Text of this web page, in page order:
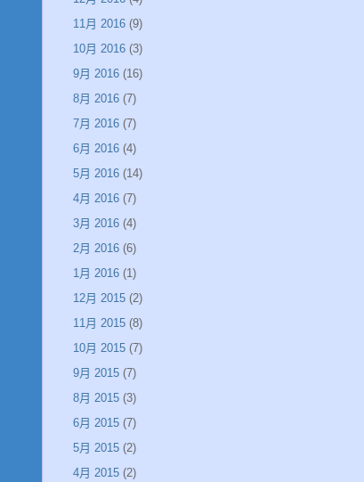
11月 2016 (9)
10月 2016 (3)
9月 2016 (16)
8月 2016 (7)
7月 2016 (7)
6月 2016 (4)
5月 2016 (14)
4月 2016 (7)
3月 2016 (4)
2月 2016 (6)
1月 2016 (1)
12月 2015 (2)
11月 2015 (8)
10月 2015 (7)
9月 2015 (7)
8月 2015 (3)
6月 2015 (7)
5月 2015 (2)
4月 2015 (2)